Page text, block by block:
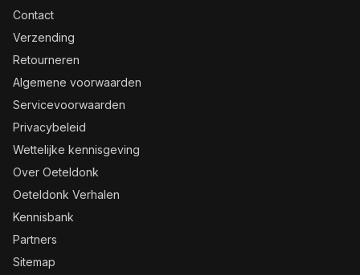
Contact
Verzending
Retourneren
Algemene voorwaarden
Servicevoorwaarden
Privacybeleid
Wettelijke kennisgeving
Over Oeteldonk
Oeteldonk Verhalen
Kennisbank
Partners
Sitemap